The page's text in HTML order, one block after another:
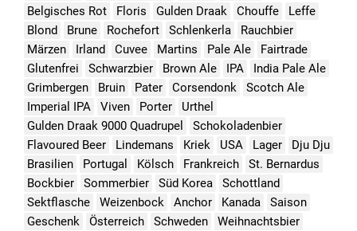
Belgisches Rot
Floris Gulden Draak Chouffe
Leffe
Blond
Brune Rochefort Schlenkerla
Rauchbier
Märzen
Irland Cuvee Martins Pale Ale
Fairtrade
Glutenfrei
Schwarzbier Brown Ale IPA
India Pale Ale
Grimbergen
Bruin Pater Corsendonk
Scotch Ale
Imperial IPA
Viven Porter
Urthel
Gulden Draak 9000 Quadrupel
Schokoladenbier
Flavoured Beer
Lindemans Kriek USA Lager
Dju Dju
Brasilien
Portugal Kölsch Frankreich
St. Bernardus
Bockbier
Sommerbier Süd Korea
Schottland
Sektflasche
Weizenbock Anchor Kanada
Saison
Geschenk
Österreich Schweden
Weihnachtsbier